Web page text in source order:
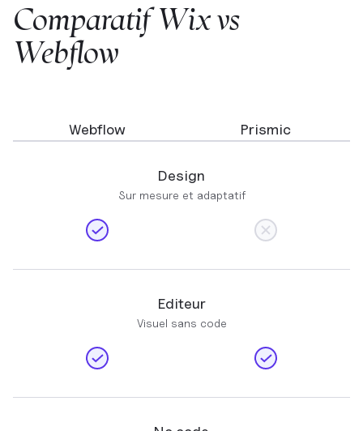
Comparatif Wix vs
Webflow
Webflow Prismic
Design
Sur mesure et adaptatif
Editeur
Visuel sans code